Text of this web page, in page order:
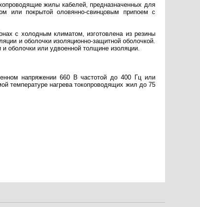
жилы кабелей, предназначенных для
или покрытой оловянно-свинцовым припоем с
с холодным климатом, изготовлена из резины
и оболочки изоляционно-защитной оболочкой.
оболочки или удвоенной толщине изоляции.
напряжении 660 В частотой до 400 Гц или
температуре нагрева токопроводящих жил до 75